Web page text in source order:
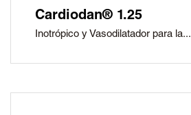
Cardiodan® 1.25
Inotrópico y Vasodilatador para la...